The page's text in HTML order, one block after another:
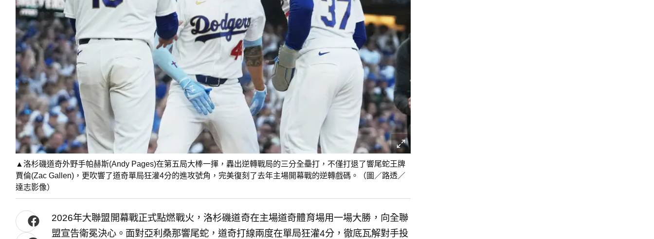
▲洛杉磯道奇外野手帕赫斯(Andy Pages)在第五局大棒一揮，轟出逆轉戰局的三分全壘打，不僅打退了響尾蛇王牌
賈倫(Zac Gallen)，更吹響了道奇單局狂灌4分的進攻號角，完美復刻了去年主場開幕戰的逆轉戲碼。（圖／路透／
達志影像）
2026年大聯盟開幕戰正式點燃戰火，洛杉磯道奇在主場道奇體育場用一場大勝，向全聯
盟宣告衛冕決心。面對亞利桑那響尾蛇，道奇打線兩度在單局狂灌4分，徹底瓦解對手投